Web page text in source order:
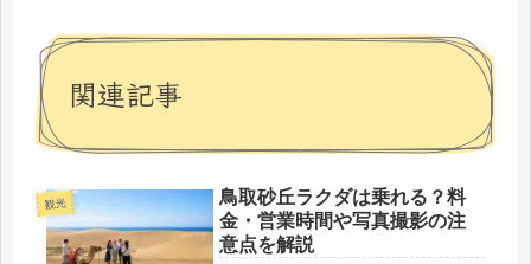
関連記事
観光
鳥取砂丘ラクダは乗れる？料
金・営業時間や写真撮影の注
意点を解説